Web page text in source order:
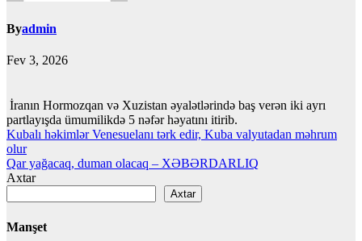
Byadmin
Fev 3, 2026
İranın Hormozqan və Xuzistan əyalətlərində baş verən iki ayrı
partlayışda ümumilikdə 5 nəfər həyatını itirib.
Yazı
naviqasiyası
Kubalı həkimlər Venesuelanı tərk edir, Kuba valyutadan məhrum
olur
Qar yağacaq, duman olacaq – XƏBƏRDARLIQ
Axtar
Axtar
Manşet